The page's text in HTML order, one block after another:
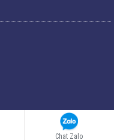
Chat Zalo